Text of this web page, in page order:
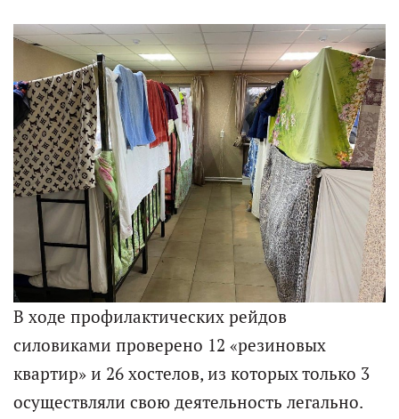
В ходе профилактических рейдов
силовиками проверено 12 «резиновых
квартир» и 26 хостелов, из которых только 3
осуществляли свою деятельность легально.